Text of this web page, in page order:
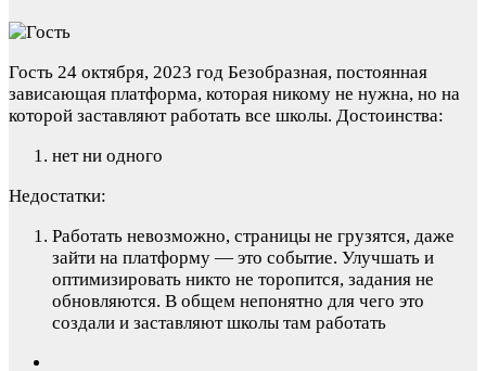
Гость 24 октября, 2023 год Безобразная, постоянная
зависающая платформа, которая никому не нужна, но на
которой заставляют работать все школы. Достоинства:
нет ни одного
Недостатки:
Работать невозможно, страницы не грузятся, даже
зайти на платформу — это событие. Улучшать и
оптимизировать никто не торопится, задания не
обновляются. В общем непонятно для чего это
создали и заставляют школы там работать